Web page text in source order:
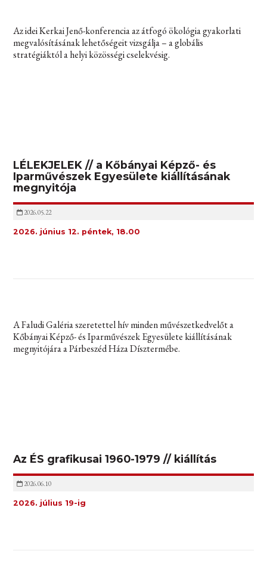
Az idei Kerkai Jenő-konferencia az átfogó ökológia gyakorlati
megvalósításának lehetőségeit vizsgálja – a globális
stratégiáktól a helyi közösségi cselekvésig.
LÉLEKJELEK // a Kőbányai Képző- és
Iparművészek Egyesülete kiállításának
megnyitója
2026.05.22
2026. június 12. péntek, 18.00
A Faludi Galéria szeretettel hív minden művészetkedvelőt a
Kőbányai Képző- és Iparművészek Egyesülete kiállításának
megnyitójára a Párbeszéd Háza Dísztermébe.
Az ÉS grafikusai 1960-1979 // kiállítás
2026.06.10
2026. július 19-ig